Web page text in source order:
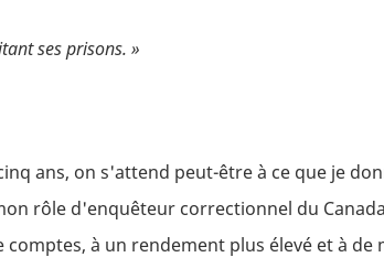
ses prisons. »
ans, on s'attend peut-être à ce que je
rôle d'enquêteur correctionnel du
à un rendement plus élevé et à